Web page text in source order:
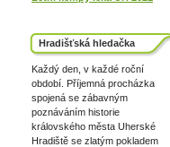
Hradišťská hledačka
Každý den, v každé roční
období. Příjemná procházka
spojená se zábavným
poznáváním historie
královského města Uherské
Hradiště se zlatým pokladem